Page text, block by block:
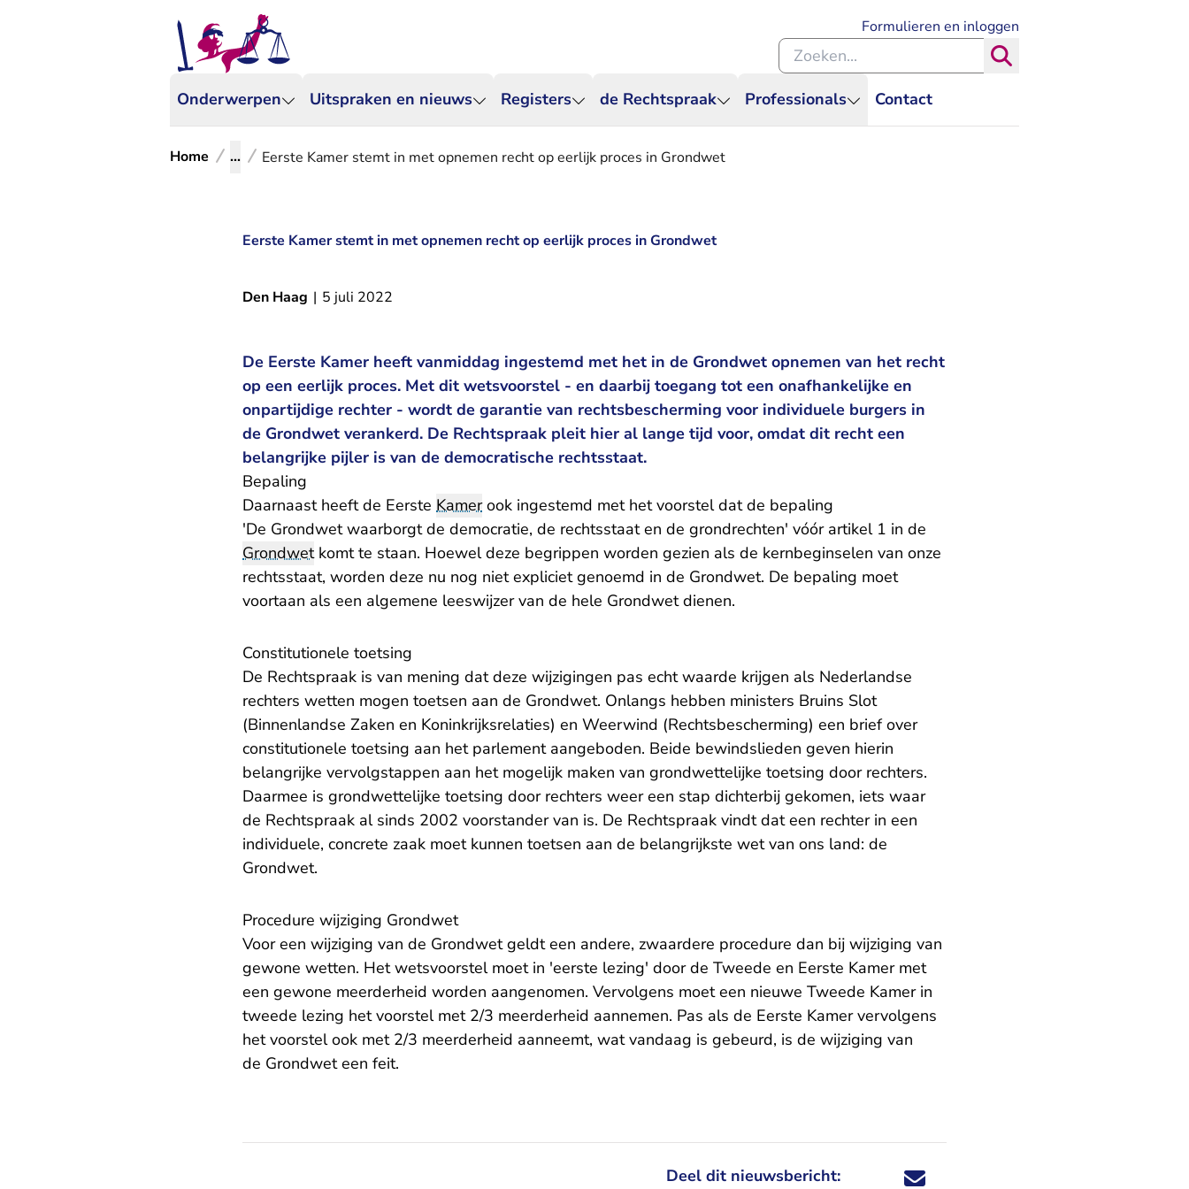
Onderwerpen Uitspraken en nieuws Registers de Rechtspraak Professionals Contact
Formulieren en inloggen
Zoeken binnen de Rechtspraak
Home ... Eerste Kamer stemt in met opnemen recht op eerlijk proces in Grondwet
Eerste Kamer stemt in met opnemen recht op eerlijk proces in Grondwet
Den Haag | 5 juli 2022
De Eerste Kamer heeft vanmiddag ingestemd met het in de Grondwet opnemen van het recht
op een eerlijk proces. Met dit wetsvoorstel - en daarbij toegang tot een onafhankelijke en
onpartijdige rechter - wordt de garantie van rechtsbescherming voor individuele burgers in
de Grondwet verankerd. De Rechtspraak pleit hier al lange tijd voor, omdat dit recht een
belangrijke pijler is van de democratische rechtsstaat.
Bepaling
Daarnaast heeft de Eerste Kamerook ingestemd met het voorstel dat de bepaling
'De Grondwet waarborgt de democratie, de rechtsstaat en de grondrechten' vóór artikel 1 in de
Grondwetkomt te staan. Hoewel deze begrippen worden gezien als de kernbeginselen van onze
rechtsstaat, worden deze nu nog niet expliciet genoemd in de Grondwet. De bepaling moet
voortaan als een algemene leeswijzer van de hele Grondwet dienen.
Constitutionele toetsing
De Rechtspraak is van mening dat deze wijzigingen pas echt waarde krijgen als Nederlandse
rechters wetten mogen toetsen aan de Grondwet. Onlangs hebben ministers Bruins Slot
(Binnenlandse Zaken en Koninkrijksrelaties) en Weerwind (Rechtsbescherming) een brief over
constitutionele toetsing aan het parlement aangeboden. Beide bewindslieden geven hierin
belangrijke vervolgstappen aan het mogelijk maken van grondwettelijke toetsing door rechters.
Daarmee is grondwettelijke toetsing door rechters weer een stap dichterbij gekomen, iets waar
de Rechtspraak al sinds 2002 voorstander van is. De Rechtspraak vindt dat een rechter in een
individuele, concrete zaak moet kunnen toetsen aan de belangrijkste wet van ons land: de
Grondwet.
Procedure wijziging Grondwet
Voor een wijziging van de Grondwet geldt een andere, zwaardere procedure dan bij wijziging van
gewone wetten. Het wetsvoorstel moet in 'eerste lezing' door de Tweede en Eerste Kamer met
een gewone meerderheid worden aangenomen. Vervolgens moet een nieuwe Tweede Kamer in
tweede lezing het voorstel met 2/3 meerderheid aannemen. Pas als de Eerste Kamer vervolgens
het voorstel ook met 2/3 meerderheid aanneemt, wat vandaag is gebeurd, is de wijziging van
de Grondwet een feit.
Deel dit nieuwsbericht: Deel dit nieuwsbericht via X - U verlaat
Deel dit nieuwsbericht via Facebook - U
Deel dit nieuwsbericht via e-mail
Deel dit nieuwsbericht via LinkedIn - U